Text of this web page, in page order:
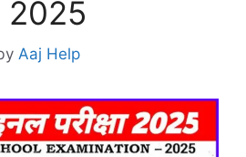
2025
Aaj Help